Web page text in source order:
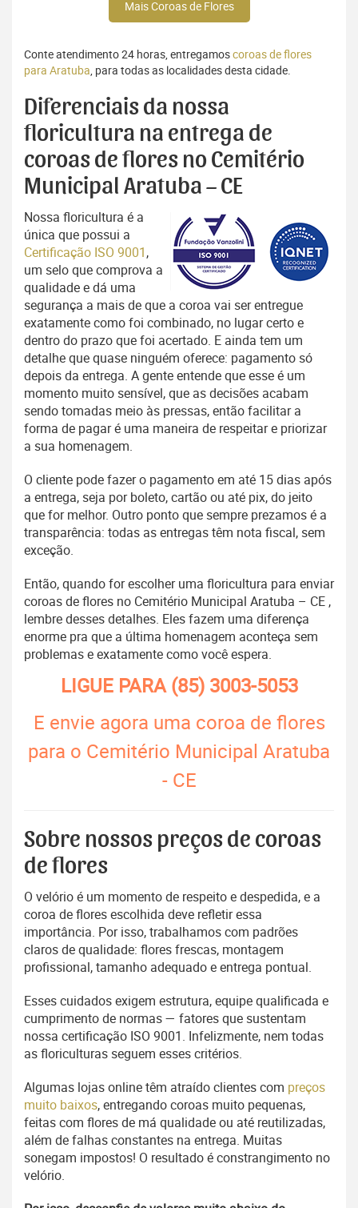
Mais Coroas de Flores
Conte atendimento 24 horas, entregamoscoroas de flores
para Aratuba, para todas as localidades desta cidade.
Diferenciais da nossa
floricultura na entrega de
coroas de flores no Cemitério
Municipal Aratuba – CE
Nossa floricultura é a
única que possui a
Certificação ISO 9001,
um selo que comprova a
qualidade e dá uma
segurança a mais de que a coroa vai ser entregue
exatamente como foi combinado, no lugar certo e
dentro do prazo que foi acertado. E ainda tem um
detalhe que quase ninguém oferece: pagamento só
depois da entrega. A gente entende que esse é um
momento muito sensível, que as decisões acabam
sendo tomadas meio às pressas, então facilitar a
forma de pagar é uma maneira de respeitar e priorizar
a sua homenagem.
O cliente pode fazer o pagamento em até 15 dias após
a entrega, seja por boleto, cartão ou até pix, do jeito
que for melhor. Outro ponto que sempre prezamos é a
transparência: todas as entregas têm nota fiscal, sem
exceção.
Então, quando for escolher uma floricultura para enviar
coroas de flores no Cemitério Municipal Aratuba – CE ,
lembre desses detalhes. Eles fazem uma diferença
enorme pra que a última homenagem aconteça sem
problemas e exatamente como você espera.
LIGUE PARA(85) 3003-5053
E envie agora uma coroa de flores
para o Cemitério Municipal Aratuba
- CE
Sobre nossos preços de coroas
de flores
O velório é um momento de respeito e despedida, e a
coroa de flores escolhida deve refletir essa
importância. Por isso, trabalhamos com padrões
claros de qualidade: flores frescas, montagem
profissional, tamanho adequado e entrega pontual.
Esses cuidados exigem estrutura, equipe qualificada e
cumprimento de normas — fatores que sustentam
nossa certificação ISO 9001. Infelizmente, nem todas
as floriculturas seguem esses critérios.
Algumas lojas online têm atraído clientes com preços
muito baixos, entregando coroas muito pequenas,
feitas com flores de má qualidade ou até reutilizadas,
além de falhas constantes na entrega. Muitas
sonegam impostos! O resultado é constrangimento no
velório.